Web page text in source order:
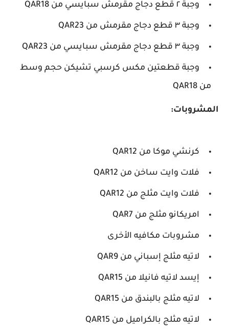
وجبة ٢ قطع دجاج مقرمش سبايسي من QAR18
وجبة ٣ قطع دجاج مقرمش من QAR23
وجبة ٣ قطع دجاج مقرمش سبايسي من QAR23
وجبة قطعتين مكس كرسبي تشيكن حجم وسط
من QAR18
المشروبات:
كرنشي موكا من QAR12
فلات وايت ساخن من QAR12
فلات وايت مثلج من QAR12
امريكانو مثلج من QAR7
مشروبات مكافيه الأخرى
لاتيه مثلج إسباني من QAR9
إيسد لاتيه فانيلا من QAR15
لاتيه مثلج بالبندق من QAR15
لاتيه مثلج بالكراميل من QAR15